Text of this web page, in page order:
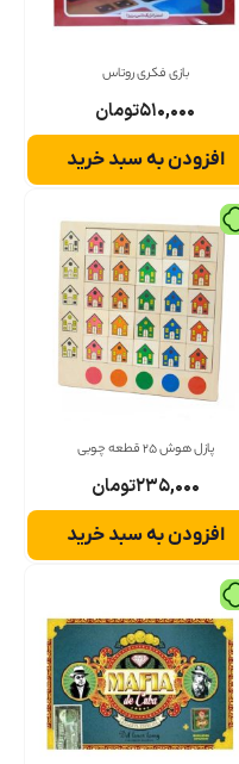
بازی فکری روتاس
۵۱۰,۰۰۰تومان
افزودن به سبد خرید
پازل هوش ۲۵ قطعه چوبی
۲۳۵,۰۰۰تومان
افزودن به سبد خرید